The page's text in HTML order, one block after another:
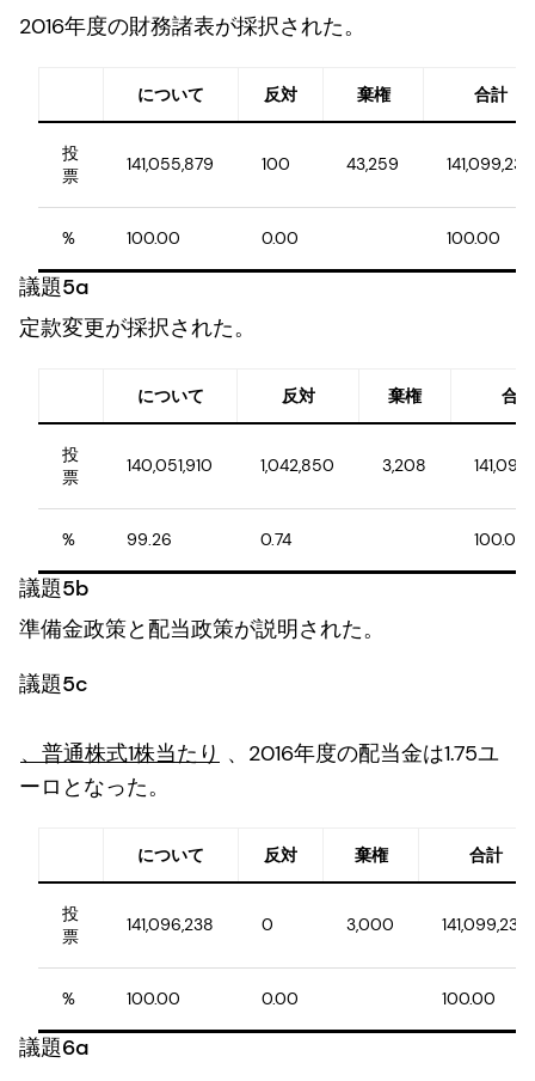
2016年度の財務諸表が採択された。
について 反対 棄権 合計
投
票
141,055,879 100 43,259 141,099,238
% 100.00 0.00 100.00
議題5a
定款変更が採択された。
について 反対 棄権 合計
投
票
140,051,910 1,042,850 3,208
% 99.26 0.74 100.00
議題5b
準備金政策と配当政策が説明された。
議題5c
、普通株式1株当たり 、2016年度の配当金は1.75ユ
ーロとなった。
について 反対 棄権 合計
投
票
141,096,238 0 3,000 141,099,238
% 100.00 0.00 100.00
議題6a